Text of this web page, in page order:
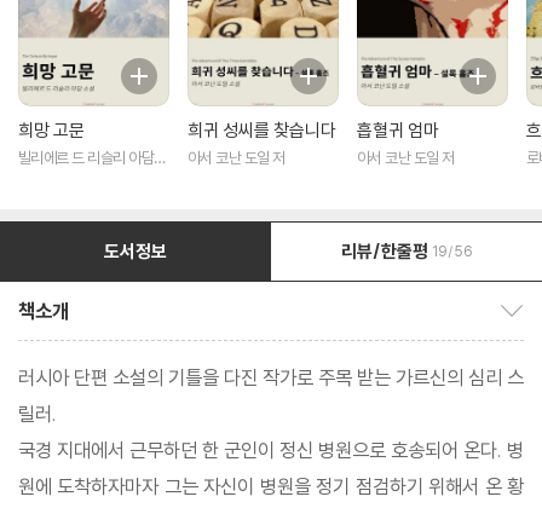
희망 고문
빌리에르 드 리슬리 아담
희귀 성씨를 찾습니다
아서 코난 도일 저
흡혈귀 엄마
아서 코난 도일 저
도서정보 리뷰/한줄평 19/56
책소개
러시아 단편 소설의 기틀을 다진 작가로 주목 받는 가르신의 심리 스
릴러.
국경 지대에서 근무하던 한 군인이 정신 병원으로 호송되어 온다. 병
원에 도착하자마자 그는 자신이 병원을 정기 점검하기 위해서 온 황